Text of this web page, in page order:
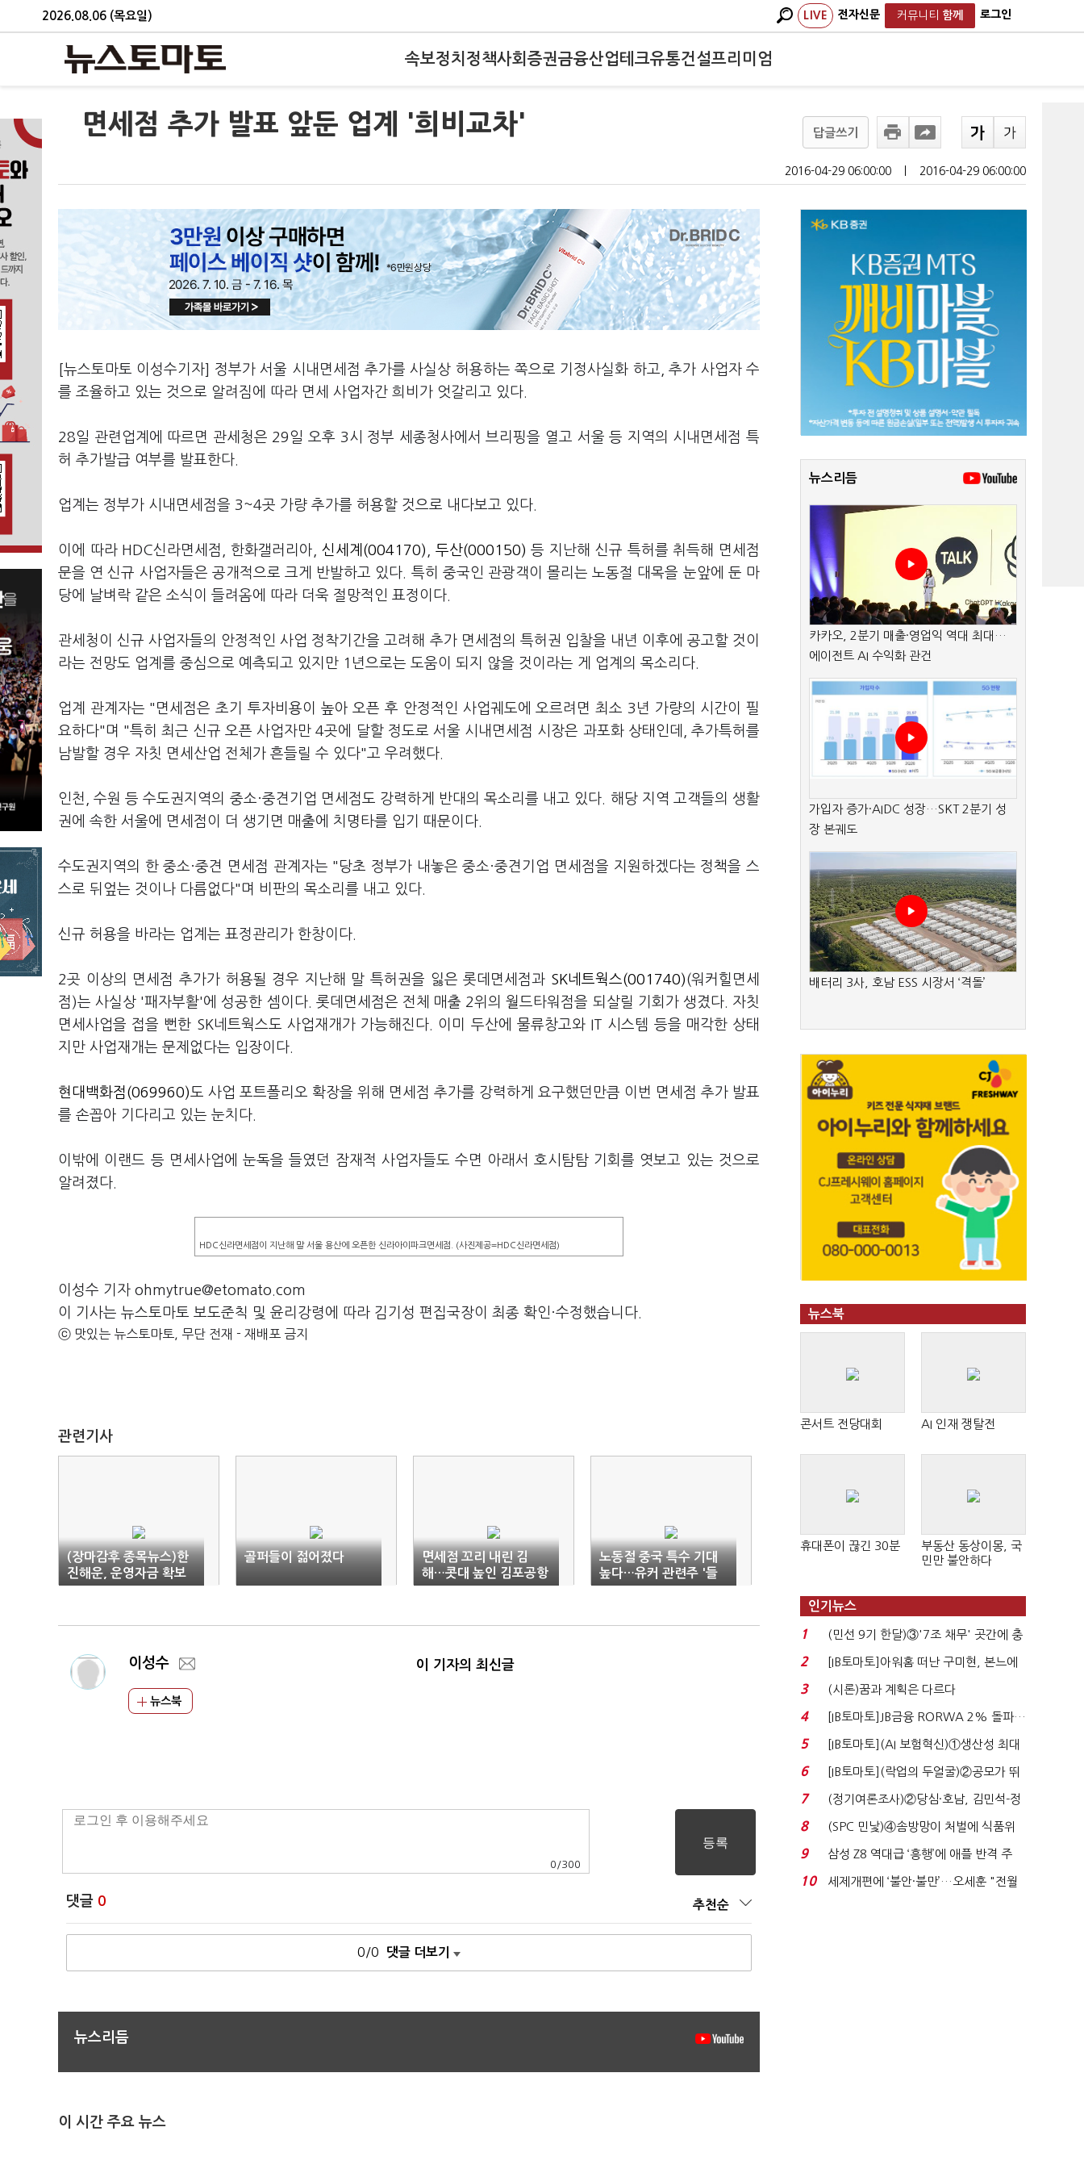
2026.08.06 (목요일) LIVE 전자신문 커뮤니티 함께 로그인
속보정치 정책사회 증권금융산업테크유통건설프리미엄
면세점 추가 발표 앞둔 업계 '희비교차' 답글쓰기
2016-04-29 06:00:00 2016-04-29 06:00:00
[뉴스토마토 이성수기자] 정부가 서울 시내면세점 추가를 사실상 허용하는 쪽으로 기정사실화 하고, 추가 사업자 수
를 조율하고 있는 것으로 알려짐에 따라 면세 사업자간 희비가 엇갈리고 있다.
28일 관련업계에 따르면 관세청은 29일 오후 3시 정부 세종청사에서 브리핑을 열고 서울 등 지역의 시내면세점 특
허 추가발급 여부를 발표한다.
업계는 정부가 시내면세점을 3~4곳 가량 추가를 허용할 것으로 내다보고 있다.
이에 따라 HDC신라면세점, 한화갤러리아, 신세계(004170) 두산(000150) 등 지난해 신규 특허를 취득해 면세점
문을 연 신규 사업자들은 공개적으로 크게 반발하고 있다. 특히 중국인 관광객이 몰리는 노동절 대목을 눈앞에 둔 마
당에 날벼락 같은 소식이 들려옴에 따라 더욱 절망적인 표정이다.
관세청이 신규 사업자들의 안정적인 사업 정착기간을 고려해 추가 면세점의 특허권 입찰을 내년 이후에 공고할 것이
라는 전망도 업계를 중심으로 예측되고 있지만 1년으로는 도움이 되지 않을 것이라는 게 업계의 목소리다.
업계 관계자는 "면세점은 초기 투자비용이 높아 오픈 후 안정적인 사업궤도에 오르려면 최소 3년 가량의 시간이 필
요하다"며 "특히 최근 신규 오픈 사업자만 4곳에 달할 정도로 서울 시내면세점 시장은 과포화 상태인데, 추가특허를
남발할 경우 자칫 면세산업 전체가 흔들릴 수 있다"고 우려했다.
인천, 수원 등 수도권지역의 중소·중견기업 면세점도 강력하게 반대의 목소리를 내고 있다. 해당 지역 고객들의 생활
권에 속한 서울에 면세점이 더 생기면 매출에 치명타를 입기 때문이다.
수도권지역의 한 중소·중견 면세점 관계자는 "당초 정부가 내놓은 중소·중견기업 면세점을 지원하겠다는 정책을 스
스로 뒤엎는 것이나 다름없다"며 비판의 목소리를 내고 있다.
신규 허용을 바라는 업계는 표정관리가 한창이다.
2곳 이상의 면세점 추가가 허용될 경우 지난해 말 특허권을 잃은 롯데면세점과 SK네트웍스(001740)(워커힐면세
점)는 사실상 '패자부활'에 성공한 셈이다. 롯데면세점은 전체 매출 2위의 월드타워점을 되살릴 기회가 생겼다. 자칫
면세사업을 접을 뻔한 SK네트웍스도 사업재개가 가능해진다. 이미 두산에 물류창고와 IT 시스템 등을 매각한 상태
지만 사업재개는 문제없다는 입장이다.
현대백화점(069960)도 사업 포트폴리오 확장을 위해 면세점 추가를 강력하게 요구했던만큼 이번 면세점 추가 발표
를 손꼽아 기다리고 있는 눈치다.
이밖에 이랜드 등 면세사업에 눈독을 들였던 잠재적 사업자들도 수면 아래서 호시탐탐 기회를 엿보고 있는 것으로
알려졌다.
HDC신라면세점이 지난해 말 서울 용산에 오픈한 신라아이파크면세점. (사진제공=HDC신라면세점)
이성수 기자 ohmytrue@etomato.com
이 기사는 뉴스토마토 보도준칙 및 윤리강령에 따라 김기성 편집국장이 최종 확인·수정했습니다.
ⓒ 맛있는 뉴스토마토, 무단 전재 - 재배포 금지
관련기사
(장마감후 종목뉴스)한
진해운, 운영자금 확보
위해 340억 규모 지분
골퍼들이 젊어졌다
면세점 꼬리 내린 김
해…콧대 높인 김포공항
노동절 중국 특수 기대
높다…유커 관련주 '들
썩'
이성수
뉴스북
이 기자의 최신글
0 /300
댓글 0 추천순
0/0 댓글 더보기
뉴스리듬
이 시간 주요 뉴스
뉴스리듬
카카오, 2분기 매출·영업익 역대 최대…
에이전트 AI 수익화 관건
가입자 증가·AIDC 성장…SKT 2분기 성
장 본궤도
배터리 3사, 호남 ESS 시장서 ‘격돌’
뉴스북
콘서트 전당대회 AI 인재 쟁탈전
휴대폰이 끊긴 30분
부동산 동상이몽, 국
민만 불안하다
인기뉴스
1
(민선 9기 한달)③'7조 채무' 곳간에 충
격…추미애, 20년...
2
[IB토마토]아워홈 떠난 구미현, 본느에
340억 베팅…가...
3 (시론)꿈과 계획은 다르다
4
[IB토마토]JB금융 RORWA 2% 돌파…
실적 견인은 은행 ...
5
[IB토마토](AI 보험혁신)①생산성 최대
80% 개선…현실...
6
[IB토마토](락업의 두얼굴)②공모가 뛰
자 첫날 매도…FI ...
7
(정기여론조사)②당심·호남, 김민석-정
청래 '초접전'...
8
(SPC 민낯)④솜방망이 처벌에 식품위
생법 위반 반복...
9
삼성 Z8 역대급 ‘흥행’에 애플 반격 주
목…9월 ‘폴...
10
세제개편에 ‘불안·불만’…오세훈 "전월